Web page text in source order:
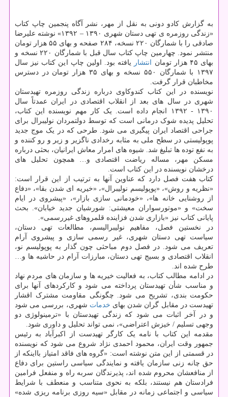
به گزارش کادو دونی به نقل از مهر، نشر آگاه پنجمین چاپ کتاب
«زندگی روزمره ی تهی دستان شهری ۱۳۹۰ – ۱۳۹۲» نوشته علیرضا
صادقی را با شمارگان ۲۲۰ نسخه، ۲۸۴ صفحه و بهای ۵۵ هزار تومان
منتشر نمود. چهارمین چاپ کتاب سال قبل با شمارگان ۲۲۰ نسخه و
بهای ۴۵ هزار تومان
انتشار
یافته بود. اولین چاپ این کتاب نیز سال
۱۳۹۷ با شمارگان ۵۵۰ نسخه و بهای ۳۵ هزار تومان در دسترس
مخاطبان قرار گرفت.
نویسنده در این کتاب کندوکاوی درباره زندگی روزمره تهیدستان
شهری در سال های بعد از انقلاب اقتصادی در ایران عمدتاً سال
۱۳۹۰ - ۱۳۹۲ انجام داده است. یک کار مهم نویسنده این کتاب،
تحلیل پدیده شوک درمانی است که توسط دولتمردان نولیبرال برای
جراحی اقتصاد ایران پیگیری می شود. طرحی که در یک موج جدید
پوپولیستی در سطح ملی به مثابه رخدادی ناگزیر و زیر و رو کننده و
به نفع توده ها تبلیغ شد. شیوه های امرار معاش ایرانیان، بحثی درباره
مسکن مهر، مساله ریاضت اقتصادی و… همچون تحلیل های
درخشان نویسنده در این کتاب است.
کتاب هفت فصل دارد که عناوین آنها به ترتیب از این قرار است:
«نظریه و روش»، «پوپولیسم نولیبرال»، «خیریه ای شدن بقا»، «دفاع
از روشنایی خانه ها»، «خودمانی سازی بازار»، «پیشروی در ایام
سخت» و «موتورسواران معیشتی: شورشیان جدید خیابان». بحث
پایانی کتاب نیز «بازاری شدن فزاینده قلمروهای غیررسمی».
در نخستین فصل، مفاهیم نولیبرالیسم، مطالعات تهی دستان،
سیاست تهی دستان شهری، غیر رسمی سازی و پیشروی آرام
تعریف می شود. در فصل دوم مباحثی چون گذار به پوپولیسم نو،
انقلاب اقتصادی و بسیج تهی دستان، مبارزات آرام در حاشیه ها و…
طرح شده اند.
در ادامه مطالب کتاب، به فعالیت خیریه ها و سازمان های مردم نهاد
و مناسب شأن تهیدستان پرداخته می شود و کارکردهای آنها برای
حکومت بندی، تشریح می شود. چگونگی مقاومت مشترک اقشار
تهیدست در مقابل گران شدن بهای خدمات شهری، بررسی می شود
و در آخر اثبات می شود که زندگی تهیدستان با «ترمینولوژی دو
وجهی تسلیم / خیزش اعتراضی»، نمی تواند تحلیل و داوری شود.
مقدمه این کتاب با نامه یک کارگر تهیدست از اکبرآباد به رئیس
جمهور وقت ایران، محمود احمدی نژاد شروع می شود که نویسنده
در قسمتی از این متن نوشته است: «گروه های فاقد امتیاز بااینکه از
حق چانه زنی سازمان یافته و نمایندگی سیاسی راستین برای دفاع
از منافعشان محروم شده اند، پذیرندگان سربه راه و منفعل فرامین
فرادستان هم نیستند، بلکه به نحوی متناسب و منعطف با شرایط
سیاسی و اجتماعی زمانه در مقابل «سیه روزی برنامه ریزی شده»